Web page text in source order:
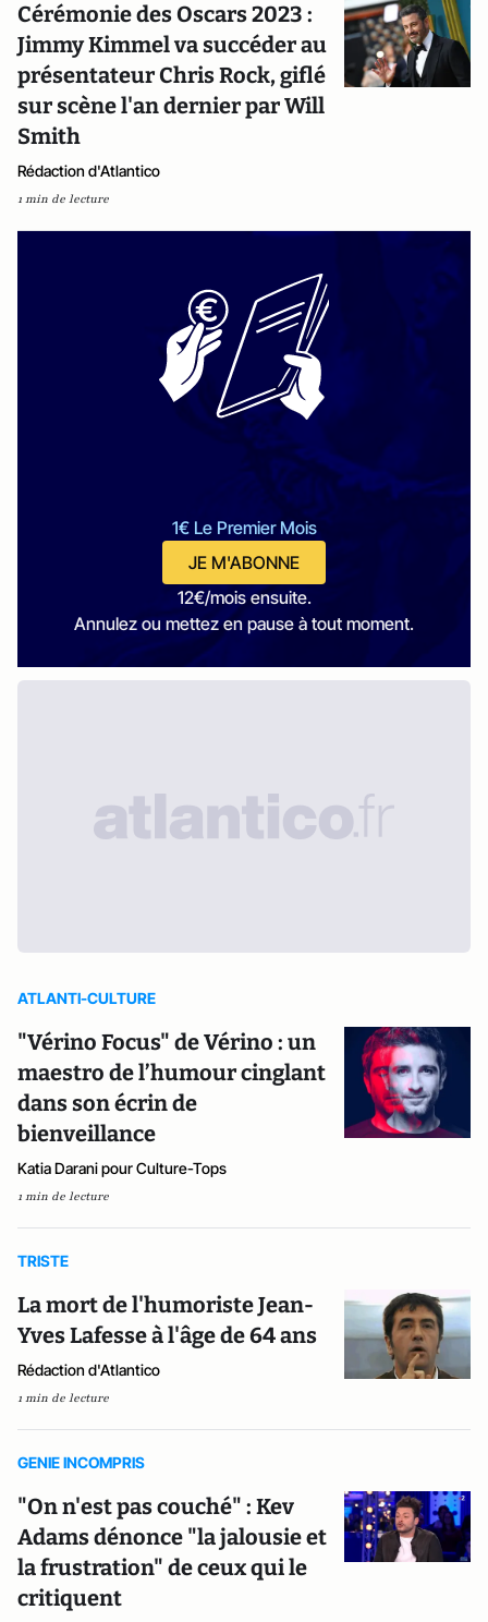
Cérémonie des Oscars 2023 :
Jimmy Kimmel va succéder au
présentateur Chris Rock, giflé
sur scène l'an dernier par Will
Smith
Rédaction d'Atlantico
1 min de lecture
1€ Le Premier Mois
JE M'ABONNE
12€/mois ensuite.
Annulez ou mettez en pause à tout moment.
ATLANTI-CULTURE
"Vérino Focus" de Vérino : un
maestro de l’humour cinglant
dans son écrin de
bienveillance
Katia Darani pour Culture-Tops
1 min de lecture
TRISTE
La mort de l'humoriste Jean-
Yves Lafesse à l'âge de 64 ans
Rédaction d'Atlantico
1 min de lecture
GENIE INCOMPRIS
"On n'est pas couché" : Kev
Adams dénonce "la jalousie et
la frustration" de ceux qui le
critiquent